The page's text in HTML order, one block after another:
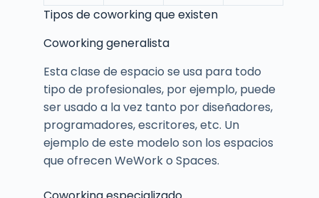
Tipos de coworking que existen
Coworking generalista
Esta clase de espacio se usa para todo
tipo de profesionales, por ejemplo, puede
ser usado a la vez tanto por diseñadores,
programadores, escritores, etc. Un
ejemplo de este modelo son los espacios
que ofrecen WeWork o Spaces.